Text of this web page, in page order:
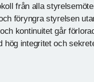
från alla
föryngra styrelsen
kontinuitet går
hög integritet och